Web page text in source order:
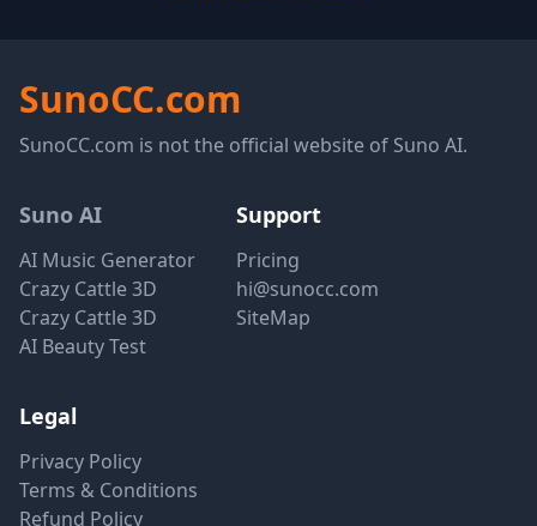
SunoCC.com
SunoCC.com is not the official website of Suno AI.
Suno AI
AI Music Generator
Crazy Cattle 3D
Crazy Cattle 3D
AI Beauty Test
Support
Pricing
hi@sunocc.com
SiteMap
Legal
Privacy Policy
Terms & Conditions
Refund Policy